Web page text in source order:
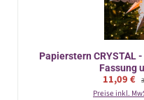
Papierstern CRYSTAL
Fassung
11,09 €
Preise inkl.